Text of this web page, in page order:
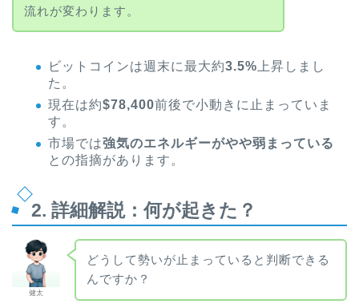
流れが変わります。
ビットコインは週末に最大約3.5%上昇しまし
た。
現在は約$78,400前後で小動きに止まっていま
す。
市場では強気のエネルギーがやや弱まっている
との指摘があります。
2. 詳細解説：何が起きた？
健太
どうして勢いが止まっていると判断できる
んですか？